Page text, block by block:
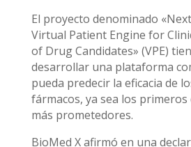
El proyecto denominado
Virtual Patient Engine for
of Drug Candidates» (VPE)
desarrollar una plataforma
pueda predecir la eficacia de
fármacos, ya sea los primeros
más prometedores.
BioMed X afirmó en una